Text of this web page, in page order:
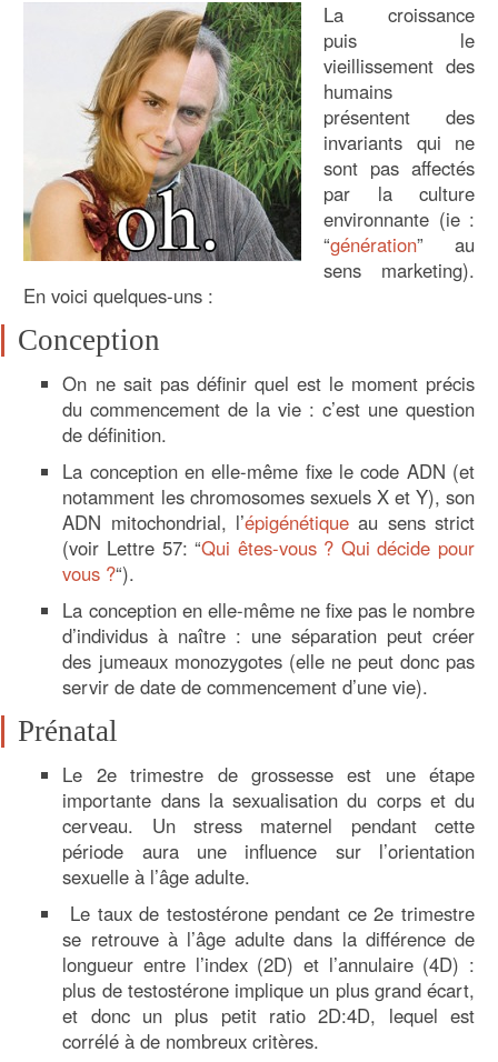
La croissance
puis le
vieillissement des
humains
présentent des
invariants qui ne
sont pas affectés
par la culture
environnante (ie :
“génération” au
sens marketing).
En voici quelques-uns :
Conception
On ne sait pas définir quel est le moment précis
du commencement de la vie : c’est une question
de définition.
La conception en elle-même fixe le code ADN (et
notamment les chromosomes sexuels X et Y), son
ADN mitochondrial, l’épigénétique au sens strict
(voir Lettre 57: “Qui êtes-vous ? Qui décide pour
vous ?“).
La conception en elle-même ne fixe pas le nombre
d’individus à naître : une séparation peut créer
des jumeaux monozygotes (elle ne peut donc pas
servir de date de commencement d’une vie).
Prénatal
Le 2e trimestre de grossesse est une étape
importante dans la sexualisation du corps et du
cerveau. Un stress maternel pendant cette
période aura une influence sur l’orientation
sexuelle à l’âge adulte.
Le taux de testostérone pendant ce 2e trimestre
se retrouve à l’âge adulte dans la différence de
longueur entre l’index (2D) et l’annulaire (4D) :
plus de testostérone implique un plus grand écart,
et donc un plus petit ratio 2D:4D, lequel est
corrélé à de nombreux critères.